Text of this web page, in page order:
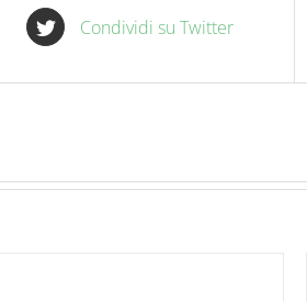
Condividi su Twitter